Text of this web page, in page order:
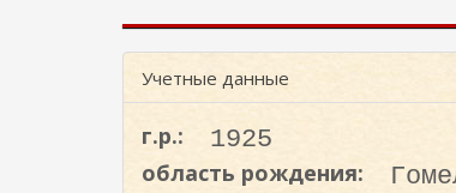
Учетные данные
г.р.: 1925
область рождения: